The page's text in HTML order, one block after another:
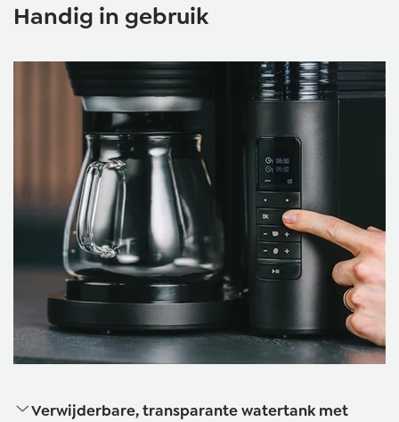
Handig in gebruik
Verwijderbare, transparante watertank met